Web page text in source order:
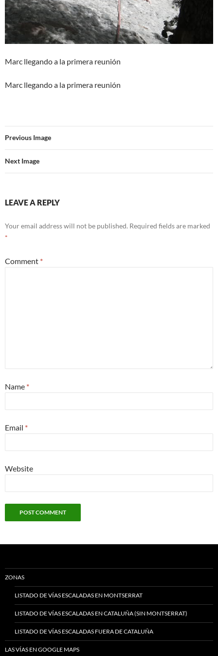
Marc llegando a la primera reunión
Marc llegando a la primera reunión
Previous Image
Next Image
LEAVE A REPLY
Your email address will not be published. Required fields are marked
*
Comment *
Name *
Email *
Website
ZONAS
LISTADO DE VÍAS ESCALADAS EN MONTSERRAT
LISTADO DE VÍAS ESCALADAS EN CATALUÑA (SIN MONTSERRAT)
LISTADO DE VÍAS ESCALADAS FUERA DE CATALUÑA
LAS VÍAS EN GOOGLE MAPS